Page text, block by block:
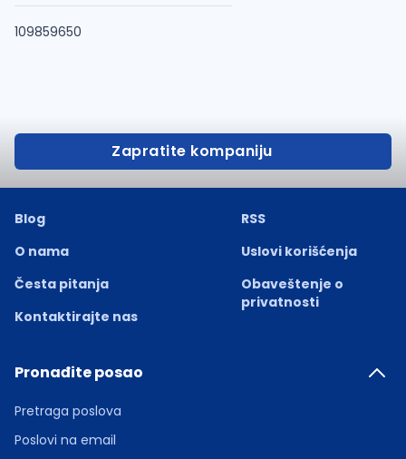
109859650
Zapratite kompaniju
Blog
O nama
Česta pitanja
Kontaktirajte nas
RSS
Uslovi korišćenja
Obaveštenje o
privatnosti
Pronađite posao
Pretraga poslova
Poslovi na email